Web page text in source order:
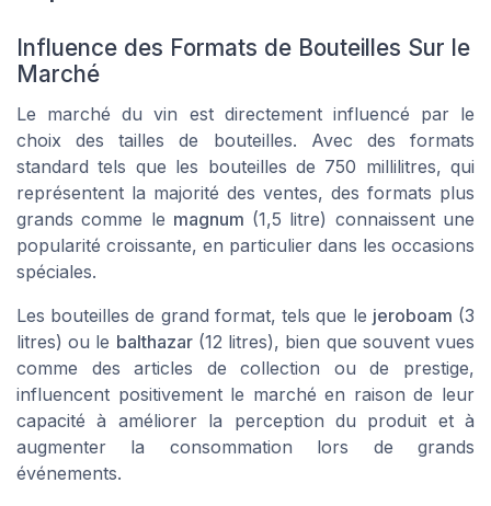
Influence des Formats de Bouteilles Sur le
Marché
Le marché du vin est directement influencé par le
choix des tailles de bouteilles. Avec des formats
standard tels que les bouteilles de 750 millilitres, qui
représentent la majorité des ventes, des formats plus
grands comme le magnum (1,5 litre) connaissent une
popularité croissante, en particulier dans les occasions
spéciales.
Les bouteilles de grand format, tels que le jeroboam (3
litres) ou le balthazar(12 litres), bien que souvent vues
comme des articles de collection ou de prestige,
influencent positivement le marché en raison de leur
capacité à améliorer la perception du produit et à
augmenter la consommation lors de grands
événements.